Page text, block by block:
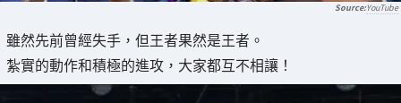
YouTube
雖然先前曾經失手，但王者果然是王者。
紮實的動作和積極的進攻，大家都互不相讓！